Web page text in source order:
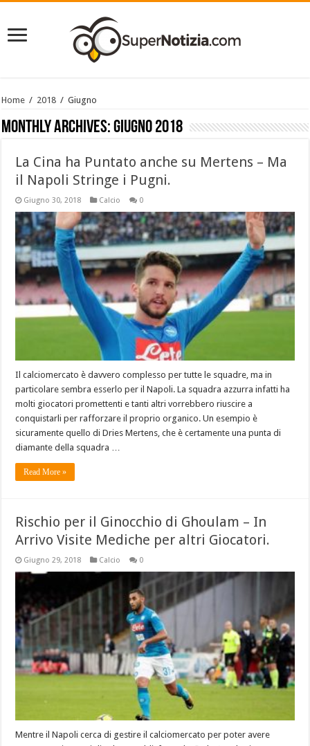
Home / 2018 / Giugno
Monthly Archives:Giugno 2018
La Cina ha Puntato anche su Mertens – Ma
il Napoli Stringe i Pugni.
Giugno 30, 2018 Calcio 0
Il calciomercato è davvero complesso per tutte le squadre, ma in
particolare sembra esserlo per il Napoli. La squadra azzurra infatti ha
molti giocatori promettenti e tanti altri vorrebbero riuscire a
conquistarli per rafforzare il proprio organico. Un esempio è
sicuramente quello di Dries Mertens, che è certamente una punta di
diamante della squadra …
Read More »
Rischio per il Ginocchio di Ghoulam – In
Arrivo Visite Mediche per altri Giocatori.
Giugno 29, 2018 Calcio 0
Mentre il Napoli cerca di gestire il calciomercato per poter avere